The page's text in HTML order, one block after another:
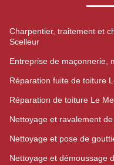
Charpentier, traitement et
Scelleur
Entreprise de maçonnerie,
Réparation fuite de toiture
Réparation de toiture Le
Nettoyage et ravalement
Nettoyage et pose de
Nettoyage et démoussage